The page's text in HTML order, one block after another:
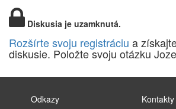
Diskusia je uzamknutá.
Rozšírte svoju registráciu a
diskusie. Položte svoju otázku
Odkazy Kontakty